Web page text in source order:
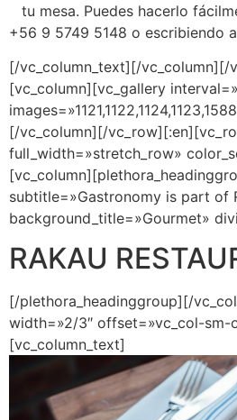
tu mesa. Puedes hacerlo
+56 9 5749 5148 o escribiendo a
[/vc_column_text][/vc_column][/
[vc_column][vc_gallery
[/vc_column][/
full_width=»stretch_row»
subtitle=»Gastronomy is part of
background_title=»Gourmet»
RAKAU
[/plethora_headinggroup][/
width=»2/3″ offset=»vc_col-sm-
[vc_column_text]